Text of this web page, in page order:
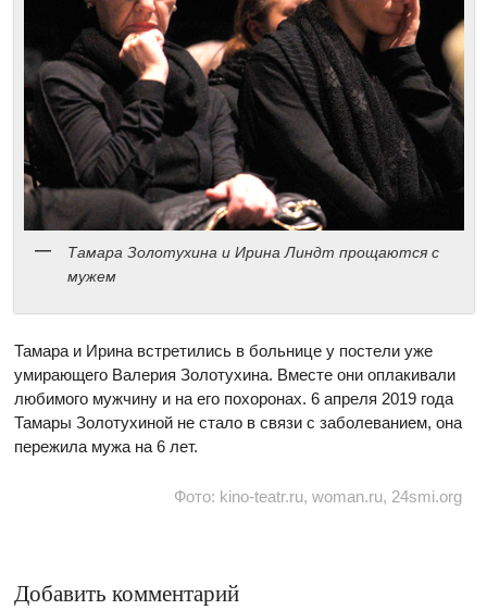
Тамара Золотухина и Ирина Линдт прощаются с
мужем
Тамара и Ирина встретились в больнице у постели уже
умирающего Валерия Золотухина. Вместе они оплакивали
любимого мужчину и на его похоронах. 6 апреля 2019 года
Тамары Золотухиной не стало в связи с заболеванием, она
пережила мужа на 6 лет.
Фото: kino-teatr.ru, woman.ru, 24smi.org
Добавить комментарий